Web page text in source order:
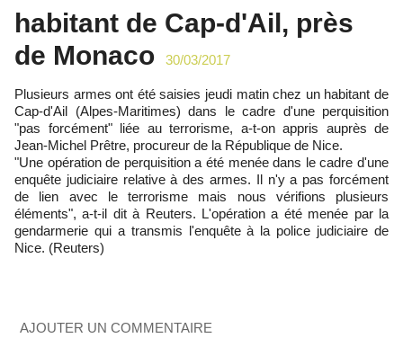
habitant de Cap-d'Ail, près
de Monaco
30/03/2017
Plusieurs armes ont été saisies jeudi matin chez un habitant de
Cap-d'Ail (Alpes-Maritimes) dans le cadre d'une perquisition
"pas forcément" liée au terrorisme, a-t-on appris auprès de
Jean-Michel Prêtre, procureur de la République de Nice.
"Une opération de perquisition a été menée dans le cadre d'une
enquête judiciaire relative à des armes. Il n'y a pas forcément
de lien avec le terrorisme mais nous vérifions plusieurs
éléments", a-t-il dit à Reuters. L'opération a été menée par la
gendarmerie qui a transmis l'enquête à la police judiciaire de
Nice. (Reuters)
AJOUTER UN COMMENTAIRE